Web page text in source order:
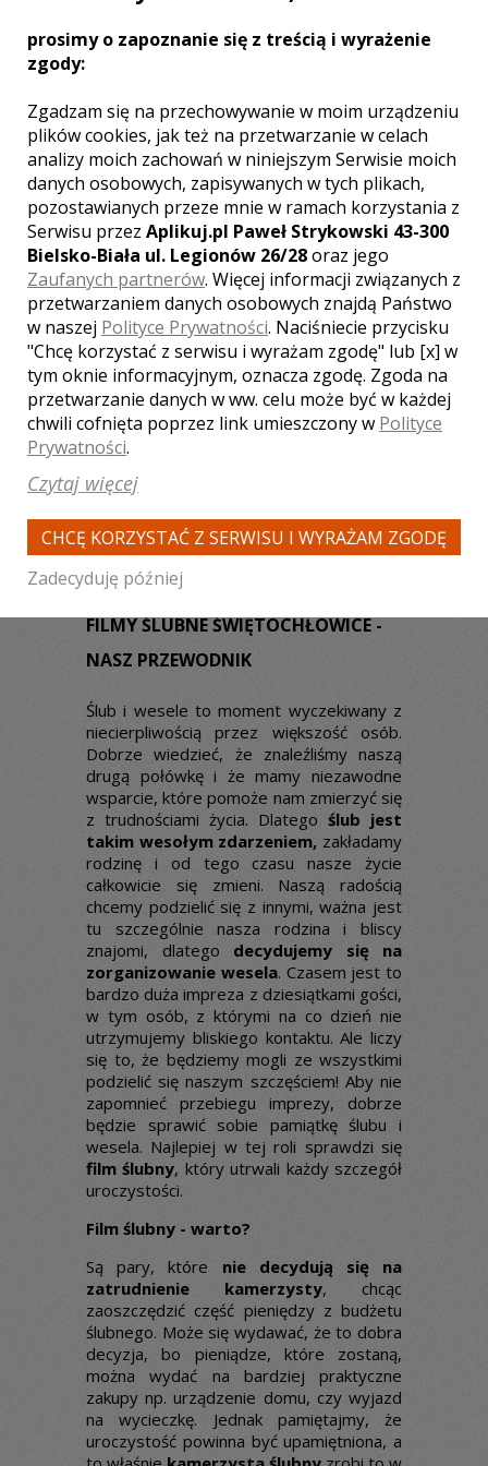
Wideofilmowanie Gliwice
Wideofilmowanie Sosnowiec
Wideofilmowanie Tychy
Wideofilmowanie Rybnik
Wideofilmowanie Zabrze
Wideofilmowanie Bytom
Wideofilmowanie Dąbrowa Górnicza
Wideofilmowanie Pszczyna
Wideofilmowanie Żywiec
Wideofilmowanie Ruda Śląska
Wideofilmowanie Wisła
Wideofilmowanie Jastrzębie-Zdrój
Wideofilmowanie Tarnowskie Góry
Wideofilmowanie Będzin
Wideofilmowanie Mysłowice
Wideofilmowanie Racibórz
FILMY ŚLUBNE ŚWIĘTOCHŁOWICE -
NASZ PRZEWODNIK
Ślub i wesele to moment wyczekiwany z
niecierpliwością przez większość osób.
Dobrze wiedzieć, że znaleźliśmy naszą
drugą połówkę i że mamy niezawodne
wsparcie, które pomoże nam zmierzyć się
z trudnościami życia. Dlatego ślub jest
takim wesołym zdarzeniem, zakładamy
rodzinę i od tego czasu nasze życie
całkowicie się zmieni. Naszą radością
chcemy podzielić się z innymi, ważna jest
tu szczególnie nasza rodzina i bliscy
znajomi, dlatego decydujemy się na
zorganizowanie wesela. Czasem jest to
bardzo duża impreza z dziesiątkami gości,
w tym osób, z którymi na co dzień nie
utrzymujemy bliskiego kontaktu. Ale liczy
się to, że będziemy mogli ze wszystkimi
podzielić się naszym szczęściem! Aby nie
zapomnieć przebiegu imprezy, dobrze
będzie sprawić sobie pamiątkę ślubu i
wesela. Najlepiej w tej roli sprawdzi się
film ślubny, który utrwali każdy szczegół
uroczystości.
Film ślubny - warto?
Są pary, które nie decydują się na
zatrudnienie kamerzysty, chcąc
zaoszczędzić część pieniędzy z budżetu
ślubnego. Może się wydawać, że to dobra
decyzja, bo pieniądze, które zostaną,
można wydać na bardziej praktyczne
zakupy np. urządzenie domu, czy wyjazd
na wycieczkę. Jednak pamiętajmy, że
uroczystość powinna być upamiętniona, a
prosimy o zapoznanie się z treścią i wyrażenie
zgody:
Zgadzam się na przechowywanie w moim urządzeniu
plików cookies, jak też na przetwarzanie w celach
analizy moich zachowań w niniejszym Serwisie moich
danych osobowych, zapisywanych w tych plikach,
pozostawianych przeze mnie w ramach korzystania z
Serwisu przez Aplikuj.pl Paweł Strykowski 43-300
Bielsko-Biała ul. Legionów 26/28oraz jego
Zaufanych partnerów. Więcej informacji związanych z
przetwarzaniem danych osobowych znajdą Państwo
w naszej Polityce Prywatności. Naciśniecie przycisku
"Chcę korzystać z serwisu i wyrażam zgodę" lub [x] w
tym oknie informacyjnym, oznacza zgodę. Zgoda na
przetwarzanie danych w ww. celu może być w każdej
chwili cofnięta poprzez link umieszczony w Polityce
Prywatności.
Czytaj więcej
CHCĘ KORZYSTAĆ Z SERWISU I WYRAŻAM ZGODĘ
Zadecyduję później